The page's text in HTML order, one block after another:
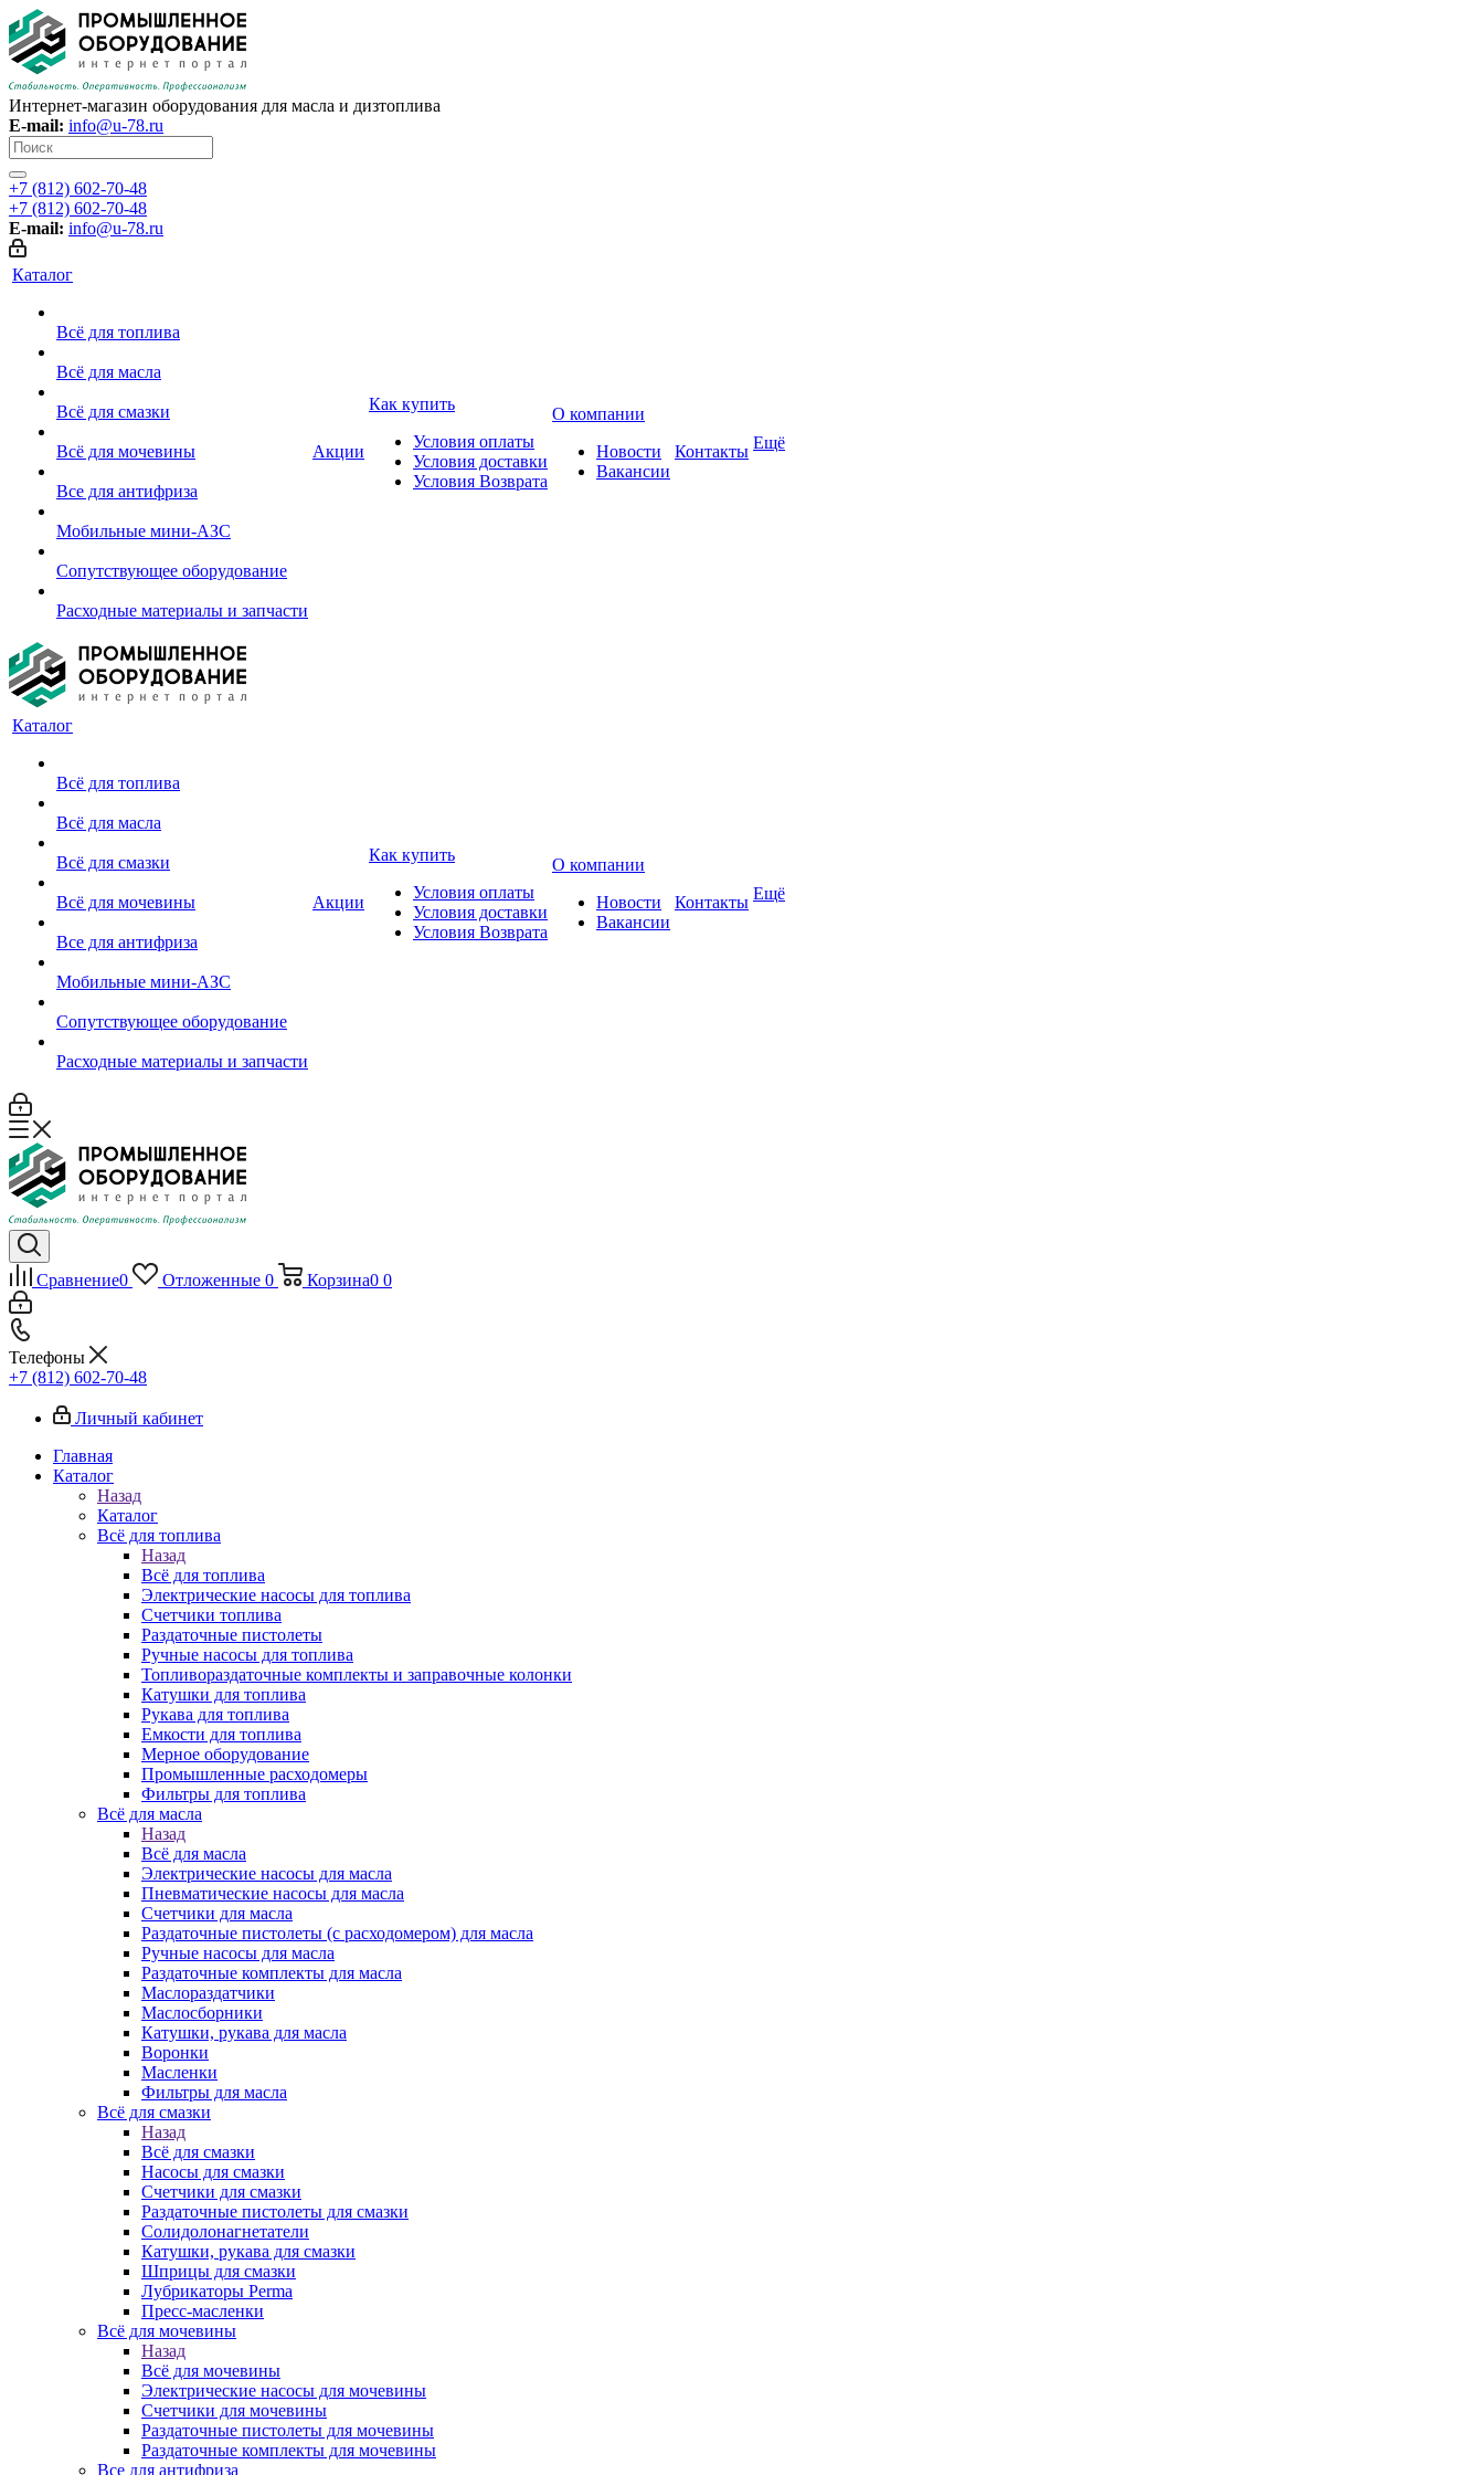
Интернет-магазин оборудования для масла и дизтоплива
E-mail: info@u-78.ru
+7 (812) 602-70-48
+7 (812) 602-70-48
E-mail: info@u-78.ru
Каталог
Всё для топлива
Всё для масла
Всё для смазки
Всё для мочевины
Все для антифриза
Мобильные мини-АЗС
Сопутствующее оборудование
Расходные материалы и запчасти
Акции
Как купить
Условия оплаты
Условия доставки
Условия Возврата
О компании
Новости
Вакансии
Контакты Ещё
Каталог
Всё для топлива
Всё для масла
Всё для смазки
Всё для мочевины
Все для антифриза
Мобильные мини-АЗС
Сопутствующее оборудование
Расходные материалы и запчасти
Акции
Как купить
Условия оплаты
Условия доставки
Условия Возврата
О компании
Новости
Вакансии
Контакты Ещё
Сравнение0 Отложенные 0 Корзина0 0
Телефоны
+7 (812) 602-70-48
Личный кабинет
Главная
Каталог
Назад
Каталог
Всё для топлива
Назад
Всё для топлива
Электрические насосы для топлива
Счетчики топлива
Раздаточные пистолеты
Ручные насосы для топлива
Топливораздаточные комплекты и заправочные колонки
Катушки для топлива
Рукава для топлива
Емкости для топлива
Мерное оборудование
Промышленные расходомеры
Фильтры для топлива
Всё для масла
Назад
Всё для масла
Электрические насосы для масла
Пневматические насосы для масла
Счетчики для масла
Раздаточные пистолеты (с расходомером) для масла
Ручные насосы для масла
Раздаточные комплекты для масла
Маслораздатчики
Маслосборники
Катушки, рукава для масла
Воронки
Масленки
Фильтры для масла
Всё для смазки
Назад
Всё для смазки
Насосы для смазки
Счетчики для смазки
Раздаточные пистолеты для смазки
Солидолонагнетатели
Катушки, рукава для смазки
Шприцы для смазки
Лубрикаторы Perma
Пресс-масленки
Всё для мочевины
Назад
Всё для мочевины
Электрические насосы для мочевины
Счетчики для мочевины
Раздаточные пистолеты для мочевины
Раздаточные комплекты для мочевины
Все для антифриза